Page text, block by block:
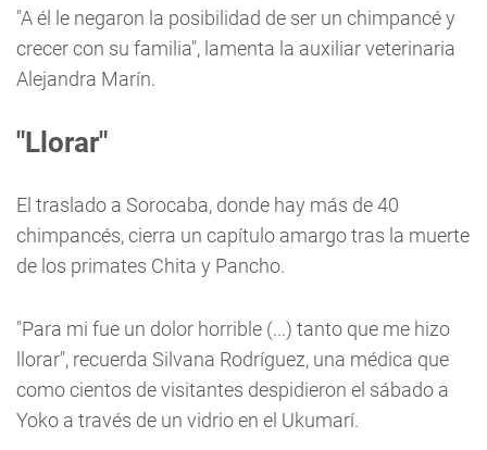
"A él le negaron la posibilidad de ser un chimpancé y
crecer con su familia", lamenta la auxiliar veterinaria
Alejandra Marín.
"Llorar"
El traslado a Sorocaba, donde hay más de 40
chimpancés, cierra un capítulo amargo tras la muerte
de los primates Chita y Pancho.
"Para mi fue un dolor horrible (...) tanto que me hizo
llorar", recuerda Silvana Rodríguez, una médica que
como cientos de visitantes despidieron el sábado a
Yoko a través de un vidrio en el Ukumarí.